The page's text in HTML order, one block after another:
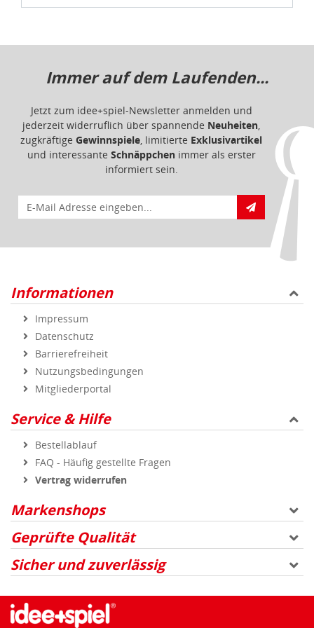
Immer auf dem Laufenden...
Jetzt zum idee+spiel-Newsletter anmelden und
jederzeit widerruflich über spannende Neuheiten,
zugkräftige Gewinnspiele, limitierte Exklusivartikel
und interessante Schnäppchenimmer als erster
informiert sein.
E-Mail für Newsletteranmeldung
Informationen
Impressum
Datenschutz
Barrierefreiheit
Nutzungsbedingungen
Mitgliederportal
Service & Hilfe
Bestellablauf
FAQ - Häufig gestellte Fragen
Vertrag widerrufen
Markenshops
Geprüfte Qualität
Sicher und zuverlässig